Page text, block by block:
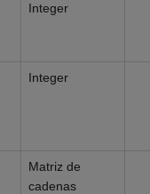
Integer
Integer
Matriz de
cadenas